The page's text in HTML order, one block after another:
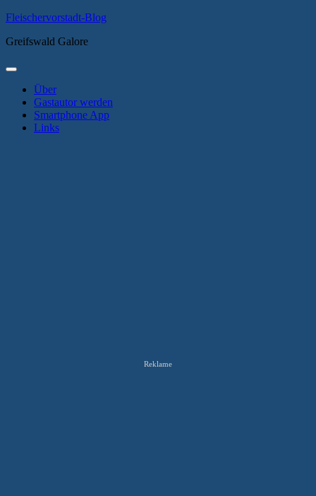
Zum
springen
Fleischervorstadt-Blog
Greifswald Galore
Primäres
Über
Gastautor werden
Smartphone App
Links
Reklame